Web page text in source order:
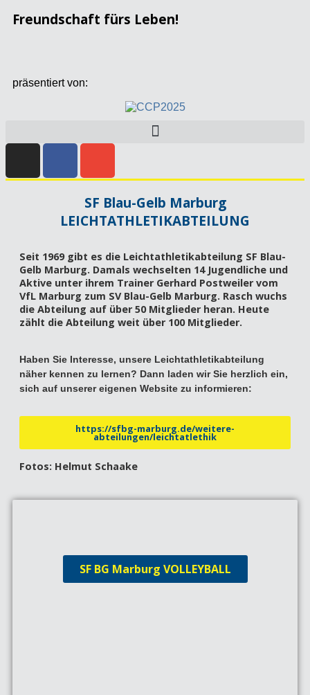
Freundschaft fürs Leben!
präsentiert von:
SF Blau-Gelb Marburg
LEICHTATHLETIKABTEILUNG
Seit 1969 gibt es die Leichtathletikabteilung SF Blau-
Gelb Marburg. Damals wechselten 14 Jugendliche und
Aktive unter ihrem Trainer Gerhard Postweiler vom
VfL Marburg zum SV Blau-Gelb Marburg. Rasch wuchs
die Abteilung auf über 50 Mitglieder heran. Heute
zählt die Abteilung weit über 100 Mitglieder.
Haben Sie Interesse, unsere Leichtathletikabteilung
näher kennen zu lernen? Dann laden wir Sie herzlich ein,
sich auf unserer eigenen Website zu informieren:
https://sfbg-marburg.de/weitere-
abteilungen/leichtatlethik
Fotos: Helmut Schaake
SF BG Marburg VOLLEYBALL